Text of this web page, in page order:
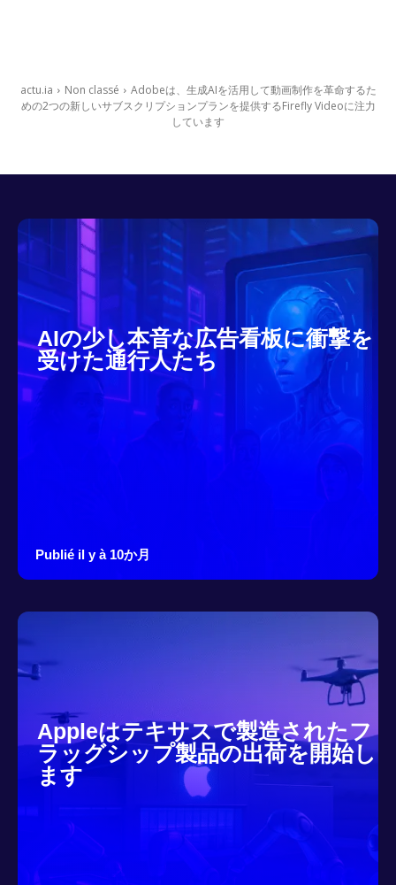
actu.ia Non classé
Adobeは、生成AIを活用して動画制作を革命するた
めの2つの新しいサブスクリプションプランを提供するFirefly Videoに注力
しています
AIの少し本音な広告看板に衝撃を
受けた通行人たち
Publié il y à 10か月
Appleはテキサスで製造されたフ
ラッグシップ製品の出荷を開始し
ます